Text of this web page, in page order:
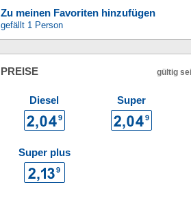
Zu meinen Favoriten hinzufügen
gefällt 1 Person
PREISE gültig
Diesel Super
Super plus